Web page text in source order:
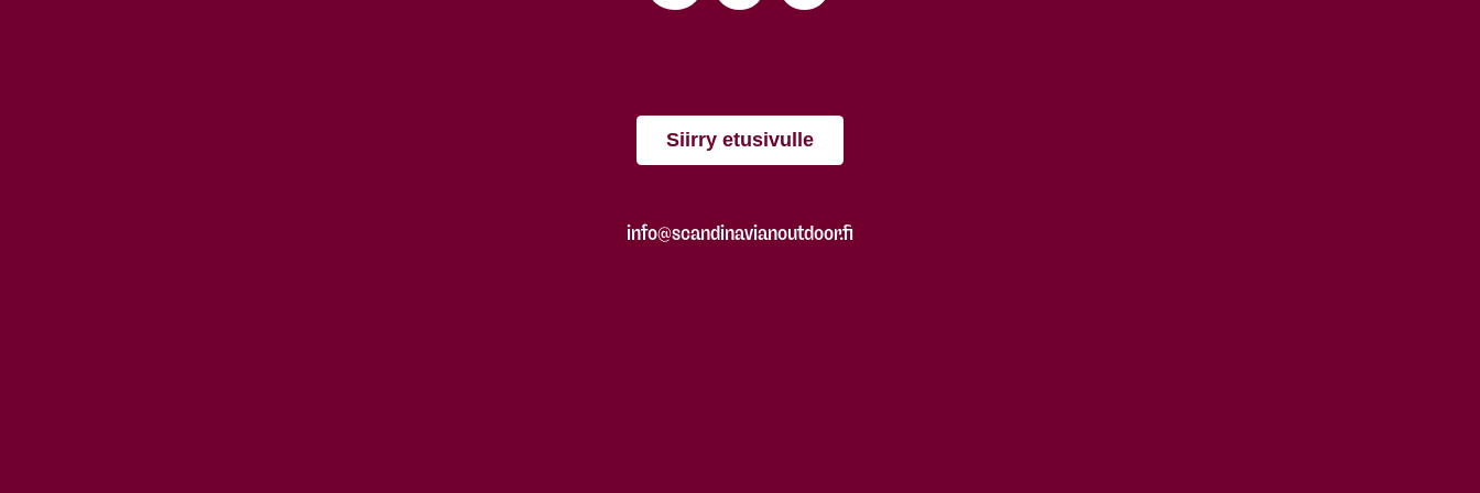
Siirry etusivulle
info@scandinavianoutdoor.fi